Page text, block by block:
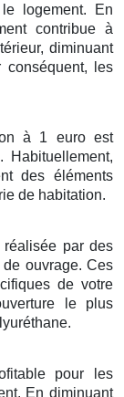
logement. En
contribue à
diminuant
conséquent, les
à 1 euroest
. Habituellement,
deséléments
de habitation.
réalisée par des
de ouvrage. Ces
de votre
le plus
.
pour les
. Endiminuant